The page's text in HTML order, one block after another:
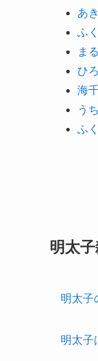
あ
ふ
ま
ひ
海
う
ふ
明太
明太子
明太子